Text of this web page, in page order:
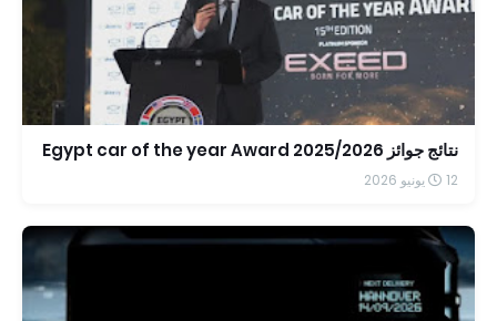
نتائج جوائز Egypt car of the year Award 2025/2026
12 يونيو 2026